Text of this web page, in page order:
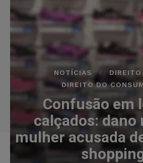
NOTÍCIAS
DIREITO DO
Confusão em
calçados: dano
mulher acusada